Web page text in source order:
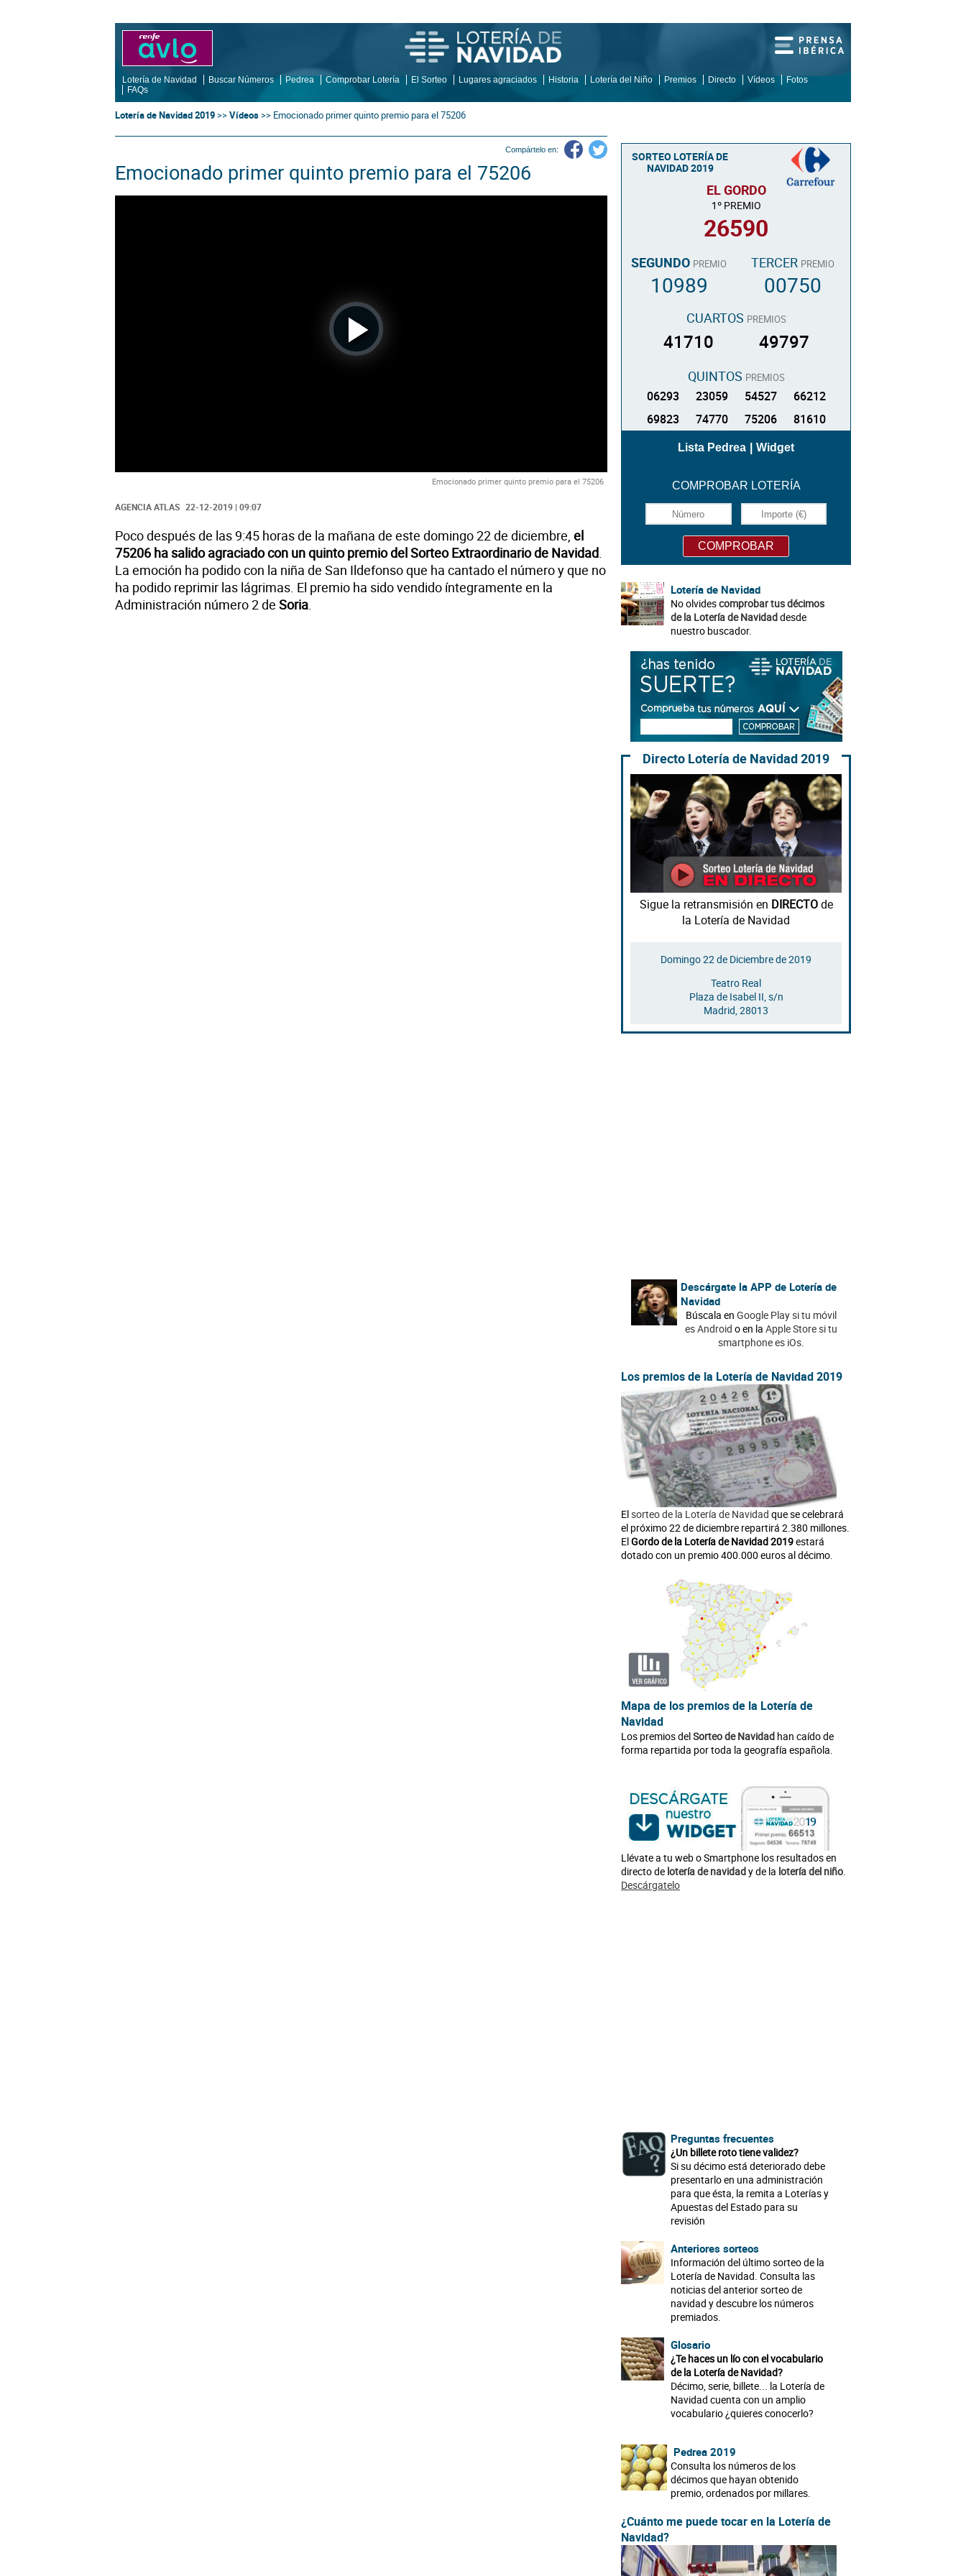
Lotería de Navidad Buscar Números Pedrea Comprobar Lotería El Sorteo Lugares agraciados Historia Lotería del Niño Premios Directo Vídeos
Fotos
FAQs
Lotería de Navidad 2019>>Vídeos>> Emocionado primer quinto premio para el 75206
Compártelo en:
Emocionado primer quinto premio para el 75206
Play
Emocionado primer quinto premio para el 75206
AGENCIA ATLAS 22-12-2019 | 09:07
Poco después de las 9:45 horas de la mañana de este domingo 22 de diciembre, el
75206 ha salido agraciado con un quinto premio delSorteo Extraordinario de Navidad.
La emoción ha podido con la niña de San Ildefonso que ha cantado el número y que no
ha podido reprimir las lágrimas. El premio ha sido vendido íntegramente en la
Administración número 2 de Soria.
SORTEO LOTERÍA DE
NAVIDAD 2019
EL GORDO
1º PREMIO
26590
SEGUNDO PREMIO
10989
TERCER PREMIO
00750
CUARTOS PREMIOS
41710 49797
QUINTOS PREMIOS
06293 23059 54527
66212
69823
74770 75206 81610
Lista Pedrea Widget
COMPROBAR LOTERÍA
Lotería de Navidad
No olvidescomprobar tus décimos
de la Lotería de Navidaddesde
nuestro buscador.
Directo Lotería de Navidad 2019
Sigue la retransmisión en DIRECTOde
la Lotería de Navidad
Domingo 22 de Diciembre de 2019
Teatro Real
Plaza de Isabel II, s/n
Madrid,28013
Descárgate la APP de Lotería de
Navidad
Búscala en Google Play si tu móvil
es Android o en la Apple Store si tu
smartphone es iOs.
Los premios de la Lotería de Navidad 2019
Elsorteo de la Lotería de Navidad que se celebrará
el próximo 22 de diciembre repartirá 2.380 millones.
ElGordo de la Lotería de Navidad 2019estará
dotado con un premio 400.000 euros al décimo.
Mapa de los premios de la Lotería de
Navidad
Los premios delSorteo de Navidad han caído de
forma repartida por toda la geografía española.
Llévate a tu web o Smartphone los resultados en
directo de lotería de navidady de la lotería del niño.
Descárgatelo
Preguntas frecuentes
¿Un billete roto tiene validez?
Si su décimo está deteriorado debe
presentarlo en una administración
para que ésta, la remita a Loterías y
Apuestas del Estado para su
revisión
Anteriores sorteos
Información del último sorteo de la
Lotería de Navidad. Consulta las
noticias del anterior sorteo de
navidad y descubre los números
premiados.
Glosario
¿Te haces un lío con el vocabulario
de la Lotería de Navidad?
Décimo, serie, billete... la Lotería de
Navidad cuenta con un amplio
vocabulario ¿quieres conocerlo?
Pedrea 2019
Consulta los números de los
décimos que hayan obtenido
premio, ordenados por millares.
¿Cuánto me puede tocar en la Lotería de
Navidad?